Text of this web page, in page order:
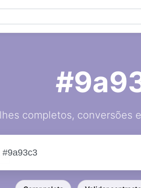
completos, conversões